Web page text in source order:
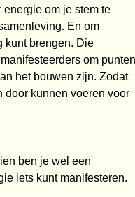
om je stem te
En om
kunt brengen. Die
om punten
het bouwen zijn. Zodat
kunnen voeren voor
ben je wel een
iets kunt manifesteren.